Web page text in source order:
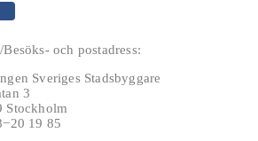
och postadress:
Sveriges Stadsbyggare
3
Stockholm
19 85